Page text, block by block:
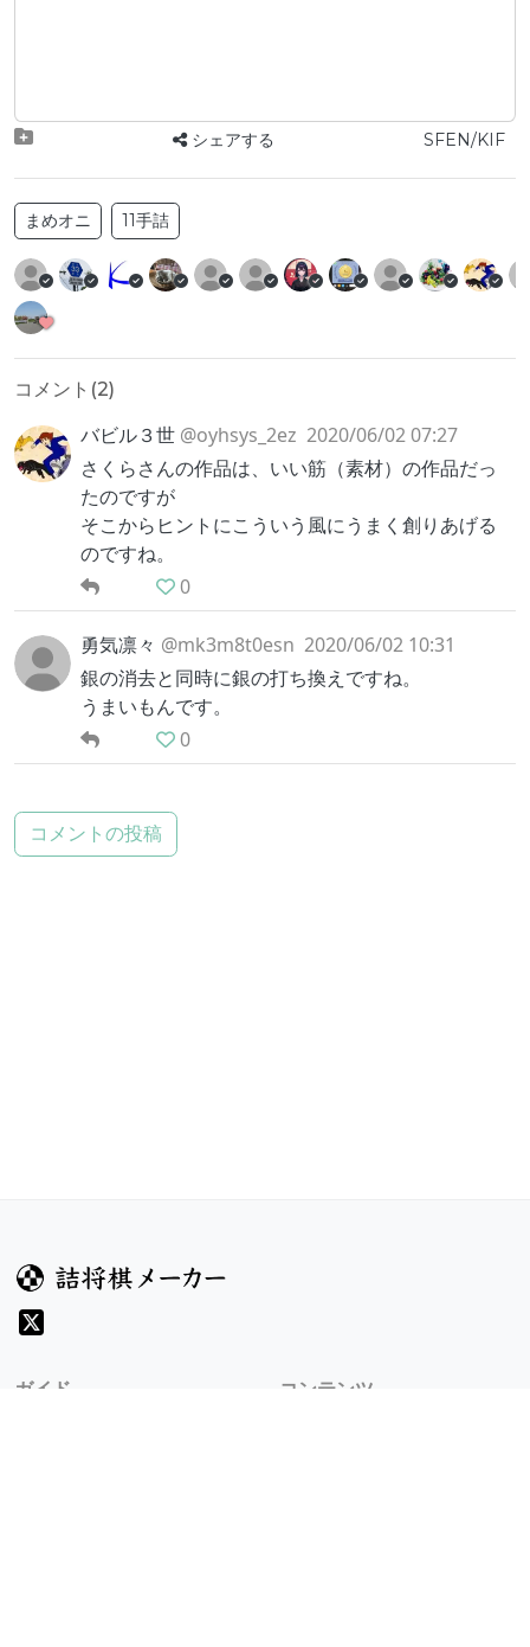
シェアする SFEN/KIF
まめオニ 11手詰
コメント(2)
バビル３世 @oyhsys_2ez 2020/06/02 07:27
さくらさんの作品は、いい筋（素材）の作品だっ
たのですが
そこからヒントにこういう風にうまく創りあげる
のですね。
0
勇気凛々 @mk3m8t0esn 2020/06/02 10:31
銀の消去と同時に銀の打ち換えですね。
うまいもんです。
0
コメントの投稿
ガイド
コンテンツ